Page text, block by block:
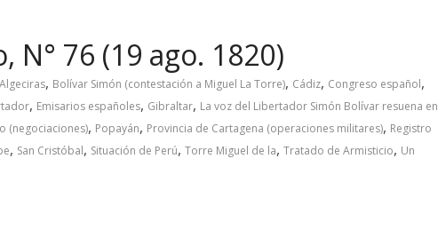
N° 76 (19 ago. 1820)
Algeciras, Bolívar Simón (contestación a Miguel La Torre), Cádiz, Congreso español,
, Emisarios españoles, Gibraltar, La voz del Libertador Simón Bolívar resuena en
(negociaciones), Popayán, Provincia de Cartagena (operaciones militares), Registro
, San Cristóbal, Situación de Perú, Torre Miguel de la, Tratado de Armisticio, Un